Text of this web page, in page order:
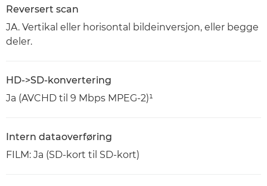
Reversert scan
JA. Vertikal eller horisontal bildeinversjon, eller begge
deler.
HD->SD-konvertering
Ja (AVCHD til 9 Mbps MPEG-2)¹
Intern dataoverføring
FILM: Ja (SD-kort til SD-kort)